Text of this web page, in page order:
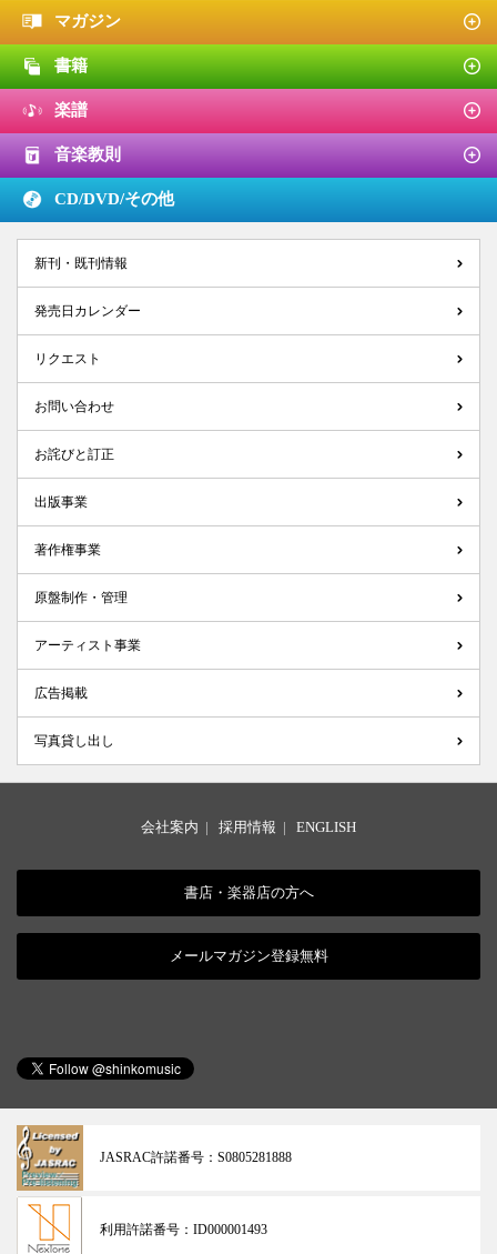
マガジン
書籍
楽譜
音楽教則
CD/DVD/その他
新刊・既刊情報
発売日カレンダー
リクエスト
お問い合わせ
お詫びと訂正
出版事業
著作権事業
原盤制作・管理
アーティスト事業
広告掲載
写真貸し出し
会社案内 | 採用情報 | ENGLISH
書店・楽器店の方へ
メールマガジン登録無料
JASRAC許諾番号： S0805281888
利用許諾番号： ID000001493